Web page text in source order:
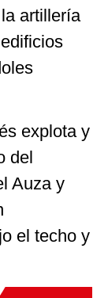
artillería
explota y
del
Auza y
el techo y